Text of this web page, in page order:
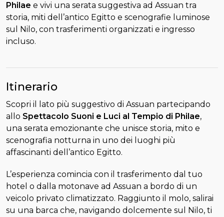
Philae e vivi una serata suggestiva ad Assuan tra
storia, miti dell’antico Egitto e scenografie luminose
sul Nilo, con trasferimenti organizzati e ingresso
incluso.
Itinerario
Scopri il lato più suggestivo di Assuan partecipando
allo Spettacolo Suoni e Luci al Tempio di Philae,
una serata emozionante che unisce storia, mito e
scenografia notturna in uno dei luoghi più
affascinanti dell’antico Egitto.
L’esperienza comincia con il trasferimento dal tuo
hotel o dalla motonave ad Assuan a bordo di un
veicolo privato climatizzato. Raggiunto il molo, salirai
su una barca che, navigando dolcemente sul Nilo, ti